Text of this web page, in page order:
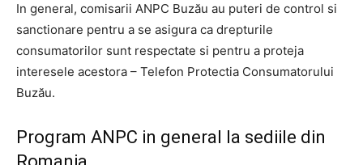
In general, comisarii ANPC Buzău au puteri de control si
sanctionare pentru a se asigura ca drepturile
consumatorilor sunt respectate si pentru a proteja
interesele acestora – Telefon Protectia Consumatorului
Buzău.
Program ANPC in general la sediile din